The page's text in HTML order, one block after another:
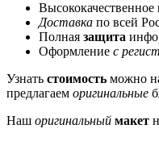
Высококачественное
Доставка по всей
Полная защита
Оформление с
Узнать стоимость можно
предлагаем оригинальные
Наш оригинальный макет